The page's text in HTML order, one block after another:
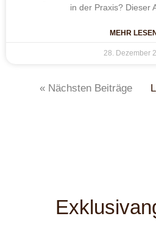
in der Praxis? Dieser
MEHR
28. Dezember
« Nächsten Beiträge